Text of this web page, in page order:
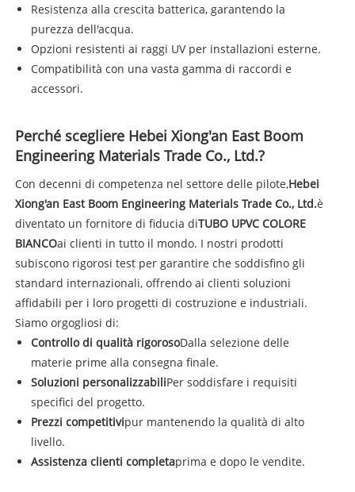
Resistenza alla crescita batterica, garantendo la
purezza dell'acqua.
Opzioni resistenti ai raggi UV per installazioni esterne.
Compatibilità con una vasta gamma di raccordi e
accessori.
Perché scegliere Hebei Xiong'an East Boom
Engineering Materials Trade Co., Ltd.?
Con decenni di competenza nel settore delle pilote,Hebei
Xiong'an East Boom Engineering Materials Trade Co., Ltd.è
diventato un fornitore di fiducia diTUBO UPVC COLORE
BIANCOai clienti in tutto il mondo. I nostri prodotti
subiscono rigorosi test per garantire che soddisfino gli
standard internazionali, offrendo ai clienti soluzioni
affidabili per i loro progetti di costruzione e industriali.
Siamo orgogliosi di:
Controllo di qualità rigorosoDalla selezione delle
materie prime alla consegna finale.
Soluzioni personalizzabiliPer soddisfare i requisiti
specifici del progetto.
Prezzi competitivipur mantenendo la qualità di alto
livello.
Assistenza clienti completaprima e dopo le vendite.